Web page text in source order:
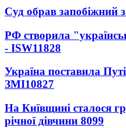
Суд обрав запобіжний
РФ створила
- ISW11828
Україна поставила
ЗМІ10827
На Київщині сталося
річної дівчини 8099